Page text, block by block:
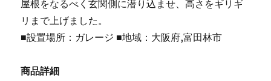
屋根をなるべく玄関側に潜り込ませ、高さをギリギ
リまで上げました。
■設置場所：ガレージ ■地域：大阪府,富田林市
商品詳細